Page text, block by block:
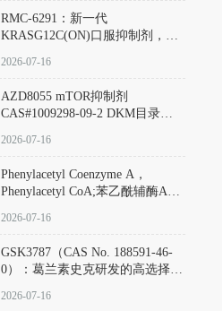
RMC-6291：新一代
KRASG12C(ON)口服抑制剂，
(Elironrasib)CAS#2641998-63-0
2026-07-16
AZD8055 mTOR抑制剂
CAS#1009298-09-2 DKM目录号
激酶抑制剂的深度剖析
2026-07-16
Phenylacetyl Coenzyme A，
Phenylacetyl CoA;苯乙酰辅酶A
2026-07-16
GSK3787（CAS No. 188591-46-
0）：葛兰素史克研发的高选择
抗剂，被广泛视为研究PPARδ核
2026-07-16